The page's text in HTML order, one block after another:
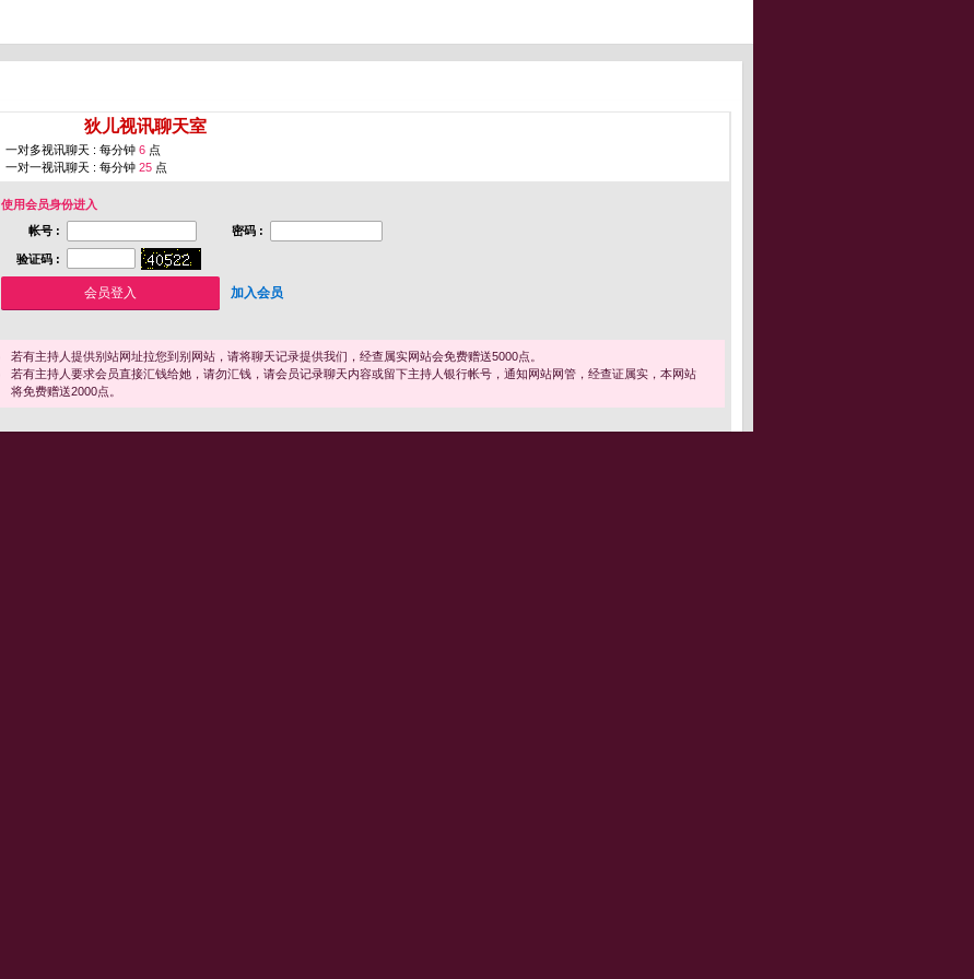
狄儿视讯聊天室
一对多视讯聊天 : 每分钟 6 点
一对一视讯聊天 : 每分钟 25 点
使用会员身份进入
帐号 :
密码 :
验证码 :
加入会员
若有主持人提供别站网址拉您到别网站，请将聊天记录提供我们，经查属实网站会免费赠送5000点。
若有主持人要求会员直接汇钱给她，请勿汇钱，请会员记录聊天内容或留下主持人银行帐号，通知网站网管，经查证属实，本网站
将免费赠送2000点。